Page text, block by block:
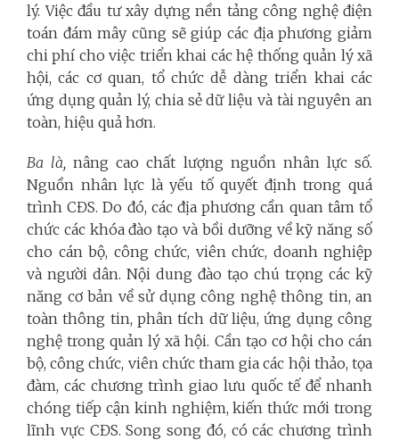
lý. Việc đầu tư xây dựng nền tảng công nghệ điện
toán đám mây cũng sẽ giúp các địa phương giảm
chi phí cho việc triển khai các hệ thống quản lý xã
hội, các cơ quan, tổ chức dễ dàng triển khai các
ứng dụng quản lý, chia sẻ dữ liệu và tài nguyên an
toàn, hiệu quả hơn.
Ba là,nâng cao chất lượng nguồn nhân lực số.
Nguồn nhân lực là yếu tố quyết định trong quá
trình CĐS. Do đó, các địa phương cần quan tâm tổ
chức các khóa đào tạo và bồi dưỡng về kỹ năng số
cho cán bộ, công chức, viên chức, doanh nghiệp
và người dân. Nội dung đào tạo chú trọng các kỹ
năng cơ bản về sử dụng công nghệ thông tin, an
toàn thông tin, phân tích dữ liệu, ứng dụng công
nghệ trong quản lý xã hội. Cần tạo cơ hội cho cán
bộ, công chức, viên chức tham gia các hội thảo, tọa
đàm, các chương trình giao lưu quốc tế để nhanh
chóng tiếp cận kinh nghiệm, kiến thức mới trong
lĩnh vực CĐS. Song song đó, có các chương trình